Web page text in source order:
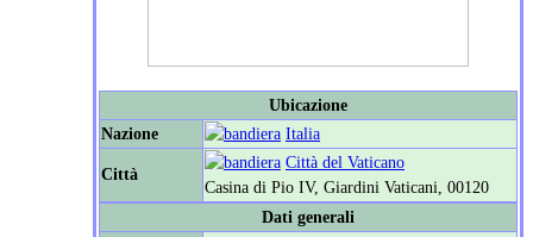
Ubicazione
Nazione
Italia
Città
Città del Vaticano
Casina di Pio IV, Giardini Vaticani, 00120
Dati generali